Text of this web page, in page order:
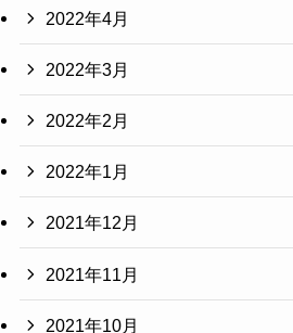
2022年4月
2022年3月
2022年2月
2022年1月
2021年12月
2021年11月
2021年10月